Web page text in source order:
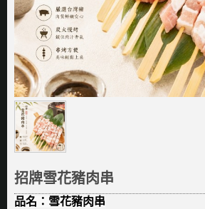
招牌雪花豬肉串
品名：雪花豬肉串